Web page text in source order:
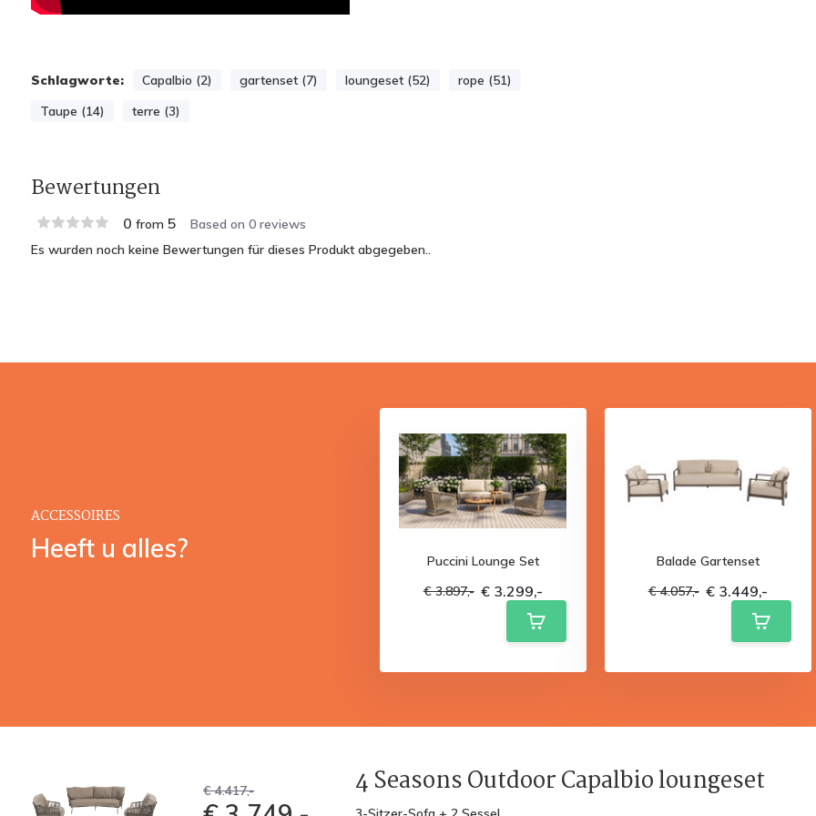
Schlagworte: Capalbio (2) gartenset (7) loungeset (52)
rope (51)
Taupe (14)
terre (3)
Bewertungen
0 from 5 Based on 0 reviews
Es wurden noch keine Bewertungen für dieses Produkt abgegeben..
ACCESSOIRES
Heeft u alles?
Puccini Lounge Set
€ 3.897,- € 3.299,-
Balade Gartenset
€ 4.057,- € 3.449,-
€ 4.417,- 4 Seasons Outdoor Capalbio loungeset